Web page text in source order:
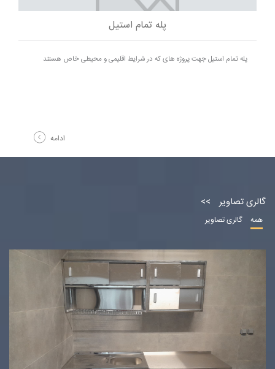
پله تمام استیل
پله تمام استیل جهت پروژه های که در شرایط اقلیمی و محیطی خاص هستند
ادامه
گالری تصاویر
همه گالری تصاویر